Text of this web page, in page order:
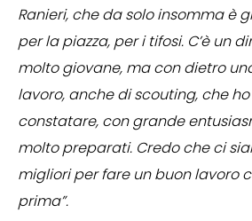
Ranieri, che da solo insomma è
per la piazza, per i tifosi. C’è un
molto giovane, ma con dietro
lavoro, anche di scouting, che
constatare, con grande
molto preparati. Credo che ci
migliori per fare un buon lavoro
prima”.